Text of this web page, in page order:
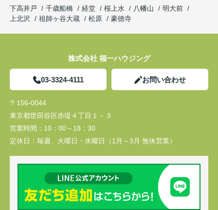
下高井戸
千歳船橋 経堂 桜上水 八幡山
明大前
上北沢
祖師ヶ谷大蔵 松原 豪徳寺
株式会社 福一ハウジング
03-3324-4111 お問い合わせ
〒156-0044
東京都世田谷区赤堤４丁目１－３
営業時間： 10：00～18：30
定休日： 毎週、火曜日・水曜日（1月～3月 無休営業）